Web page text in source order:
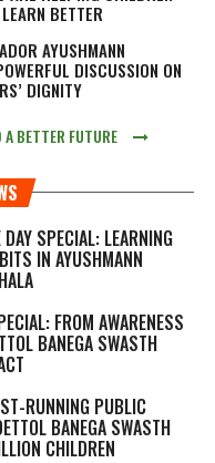
BETTER
AYUSHMANN
DISCUSSION ON
DIGNITY
BETTER FUTURE
SPECIAL: LEARNING
IN AYUSHMANN
FROM AWARENESS
BANEGA SWASTH
RUNNING PUBLIC
BANEGA SWASTH
CHILDREN